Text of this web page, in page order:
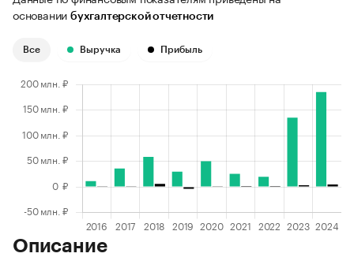
основании бухгалтерской отчетности
Все Выручка Прибыль
Описание